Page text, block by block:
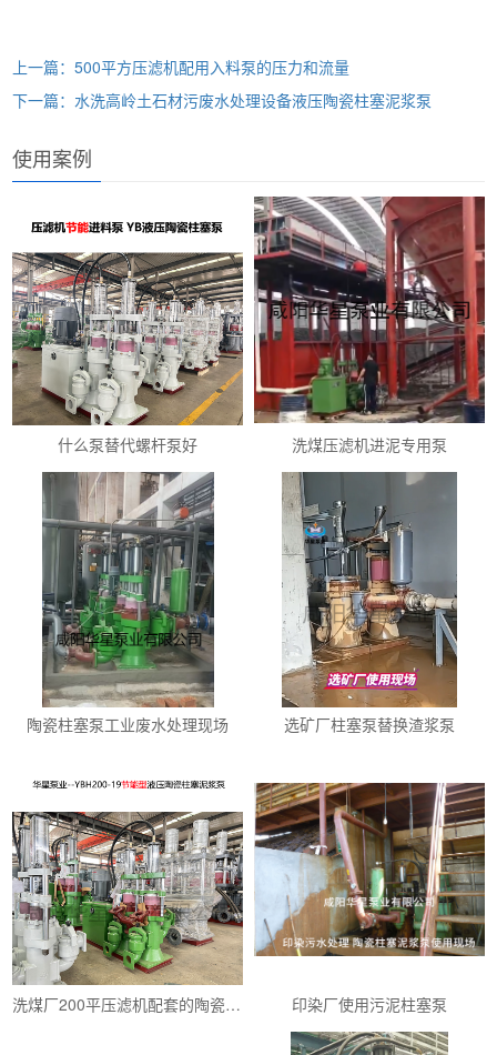
上一篇：500平方压滤机配用入料泵的压力和流量
下一篇：水洗高岭土石材污废水处理设备液压陶瓷柱塞泥浆泵
使用案例
什么泵替代螺杆泵好 洗煤压滤机进泥专用泵
陶瓷柱塞泵工业废水处理现场 选矿厂柱塞泵替换渣浆泵
洗煤厂200平压滤机配套的陶瓷柱塞泵YBH200-19 印染厂使用污泥柱塞泵